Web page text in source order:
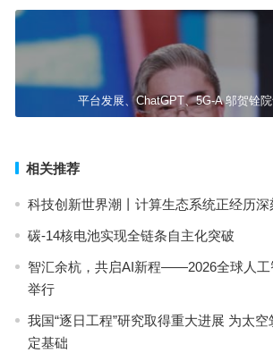
平台发展、ChatGPT、5G-A 邬贺铨
相关推荐
科技创新世界潮丨计算生态系统正经历深
碳-14核电池实现全链条自主化突破
智汇余杭，共启AI新程——2026全球人工
举行
我国“逐日工程”研究取得重大进展 为太空
定基础